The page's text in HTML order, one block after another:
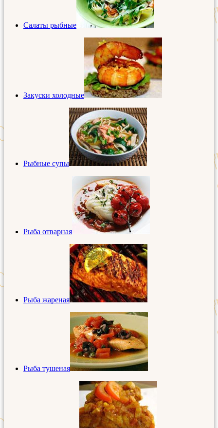
Салаты рыбные
Закуски холодные
Рыбные супы
Рыба отварная
Рыба жареная
Рыба тушеная